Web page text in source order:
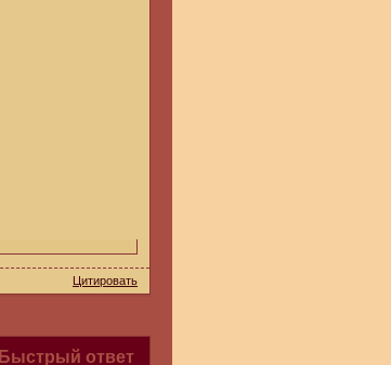
Цитировать
Быстрый ответ